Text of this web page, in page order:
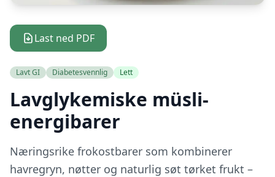
Last ned PDF
Lavt GI Diabetesvennlig Lett
Lavglykemiske müsli-
energibarer
Næringsrike frokostbarer som kombinerer
havregryn, nøtter og naturlig søt tørket frukt –